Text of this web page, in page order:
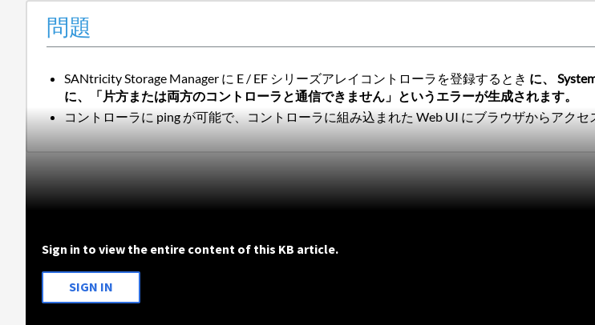
問題
SANtricity Storage Manager に E / EF シリーズアレイコントローラを登録するとき に、
に、「片方または両方のコントローラと通信できません」というエラーが生成されます。
コントローラに ping が可能で、コントローラに組み込まれた Web UI にブラウザからアクセ
Sign in to view the entire content of this KB article.
SIGN IN